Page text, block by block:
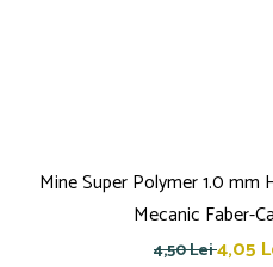
Mine Super Polymer 1.0 mm
Mecanic Faber-
4,50 Lei4,05